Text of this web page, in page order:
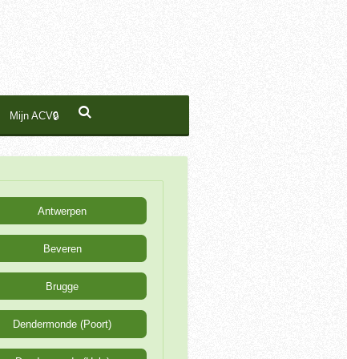
Mijn ACV🔒
Antwerpen
Beveren
Brugge
Dendermonde (Poort)